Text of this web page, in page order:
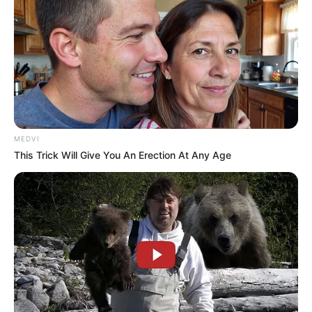
પ્રાપ્ત માહિતી મુજબ, ઈસ્કોન બ્રિજ અકસ્માતના
MEDVI
This Trick Will Give You An Erection At Any Age